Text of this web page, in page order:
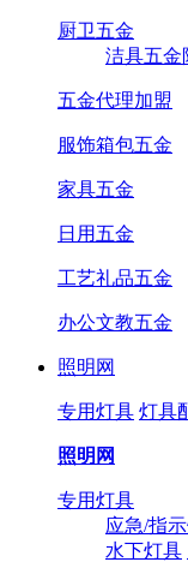
厨卫五金
洁具五金
五金代理加盟
服饰箱包五金
家具五金
日用五金
工艺礼品五金
办公文教五金
照明网
专用灯具 灯具
照明网
专用灯具
应急/指
水下灯具